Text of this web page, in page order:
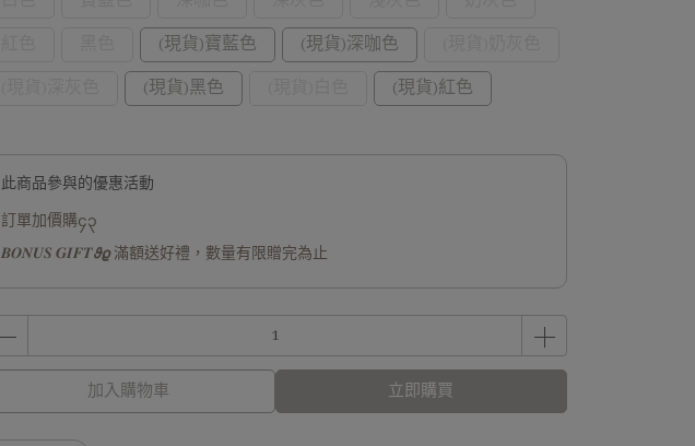
(現貨)寶藍色 (現貨)深咖色
(現貨)黑色 (現貨)紅色
此商品參與的優惠活動
訂單加價購၄၃
𝑩𝑶𝑵𝑼𝑺 𝑮𝑰𝑭𝑻𝟅𝟈 滿額送好禮，數量有限贈完為止
加入購物車 立即購買